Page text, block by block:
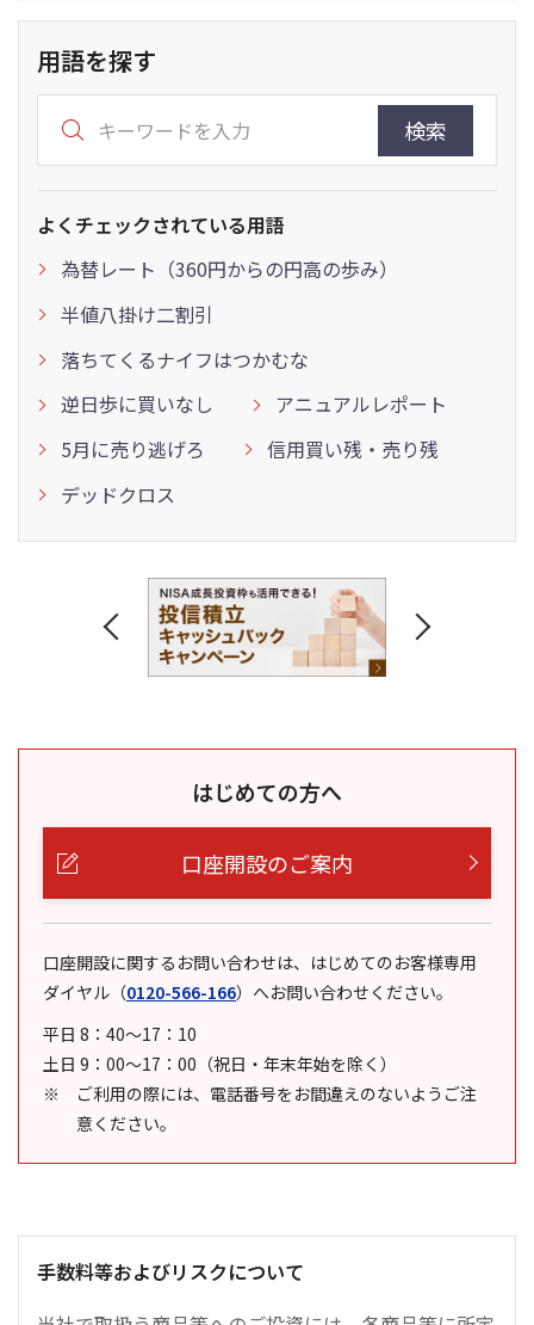
用語を探す
検索
よくチェックされている用語
為替レート（360円からの円高の歩み）
半値八掛け二割引
落ちてくるナイフはつかむな
逆日歩に買いなし
アニュアルレポート
5月に売り逃げろ
信用買い残・売り残
デッドクロス
はじめての方へ
口座開設のご案内
口座開設に関するお問い合わせは、はじめてのお客様専用
ダイヤル （0120-566-166） へお問い合わせください。
平日 8：40～17：10
土日 9：00～17：00（祝日・年末年始を除く）
ご利用の際には、電話番号をお間違えのないようご注
意ください。
手数料等およびリスクについて